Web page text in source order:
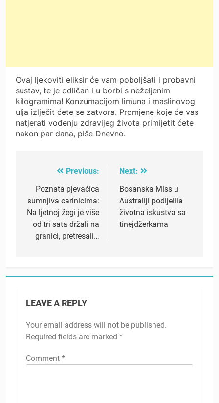
Ovaj ljekoviti eliksir će vam poboljšati i probavni
sustav, te je odličan i u borbi s neželjenim
kilogramima! Konzumacijom limuna i maslinovog
ulja izlječit ćete se zatvora. Promjene koje će vas
natjerati vođenju zdravijeg života primijetit ćete
nakon par dana, piše Dnevno.
navigation
Previous:
Poznata pjevačica
sumnjiva carinicima:
Na ljetnoj žegi je više
od tri sata držali na
granici, pretresali…
Next:
Bosanska Miss u
Australiji podijelila
životna iskustva sa
tinejdžerkama
LEAVE A REPLY
Your email address will not be published.
Required fields are marked *
Comment *